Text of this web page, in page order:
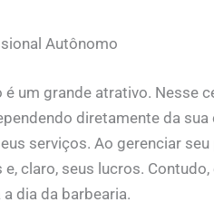
Autônomo
um grande atrativo. Nesse
diretamente da
serviços. Ao gerenciar
claro, seus lucros.
dia da barbearia.